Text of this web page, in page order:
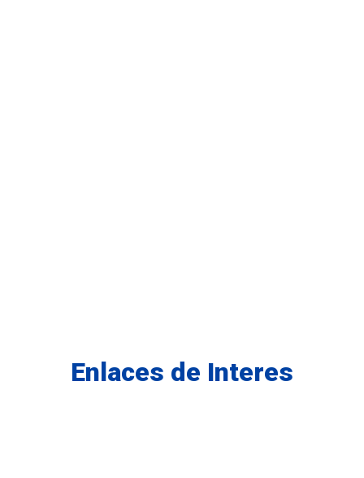
Enlaces de Interes